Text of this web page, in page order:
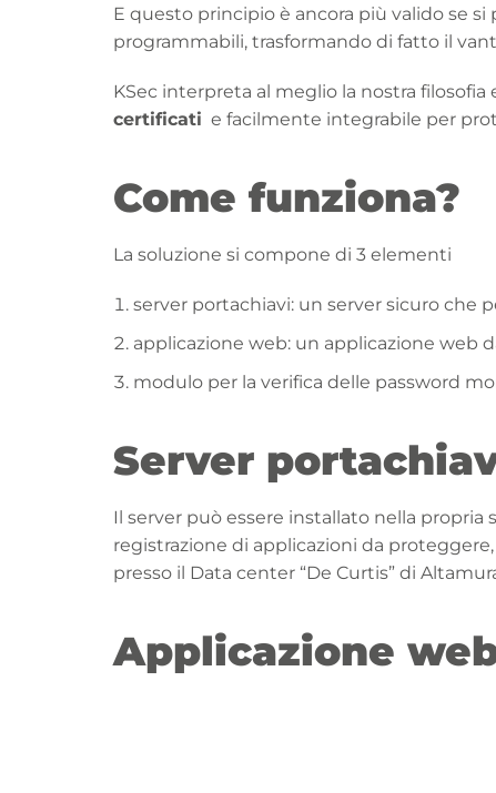
E questo principio è ancora più valido se
programmabili, trasformando di fatto il
KSec interpreta al meglio la nostra
certificati e facilmente integrabile per
Come funziona?
La soluzione si compone di 3 elementi
server portachiavi: un server sicuro che
applicazione web: un applicazione web
modulo per la verifica delle password
Server
Il server può essere installato nella
registrazione di applicazioni da
presso il Data center “De Curtis” di
Applicazione